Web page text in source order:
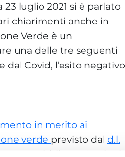
luglio 2021 si è parlato
chiarimenti anche in
Verde è un
una delle tre seguenti
Covid, l’esito negativo
in merito ai
verde previsto dal d.l.